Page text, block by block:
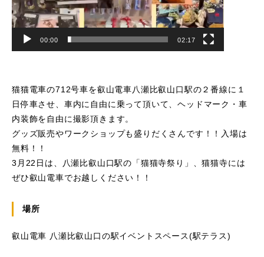
00:00 02:17
猫猫電車の712号車を叡山電車八瀬比叡山口駅の２番線に１
日停車させ、車内に自由に乗って頂いて、ヘッドマーク・車
内装飾を自由に撮影頂きます。
グッズ販売やワークショップも盛りだくさんです！！入場は
無料！！
3月22日は、八瀬比叡山口駅の「猫猫寺祭り」、猫猫寺には
ぜひ叡山電車でお越しください！！
場所
叡山電車 八瀬比叡山口の駅イベントスペース(駅テラス)